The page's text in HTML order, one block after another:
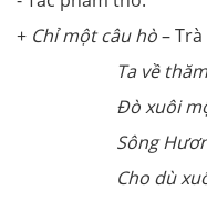
+ Chỉ một câu hò–
Ta về
Đò xuôi
Sông
Cho dù